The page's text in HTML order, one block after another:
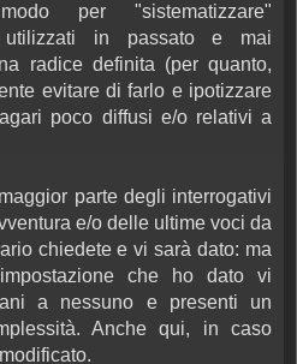
per "sistematizzare"
utilizzati in passato e mai
radice definita (per quanto,
evitare di farlo e ipotizzare
poco diffusi e/o relativi a
parte degli interrogativi
e/o delle ultime voci da
chiedete e vi sarà dato: ma
che ho dato vi
a nessuno e presenti un
Anche qui, in caso